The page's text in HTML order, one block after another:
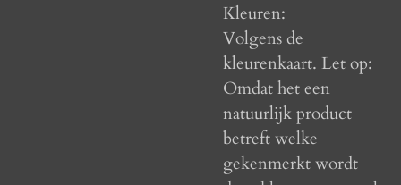
Kleuren:
Volgens de
kleurenkaart. Let op:
Omdat het een
natuurlijk product
betreft welke
gekenmerkt wordt